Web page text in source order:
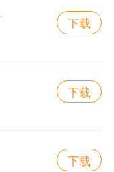
下载
下载
下载